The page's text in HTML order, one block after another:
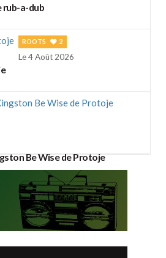
rub-a-dub
ROOTS 2
Le 4 Août 2026
Be Wise de Protoje